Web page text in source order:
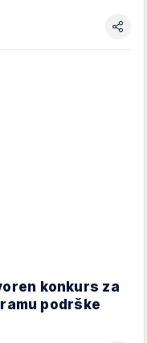
konkurs za
podrške